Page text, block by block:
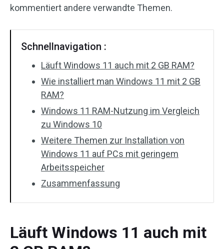
kommentiert andere verwandte Themen.
Schnellnavigation :
Läuft Windows 11 auch mit 2 GB RAM?
Wie installiert man Windows 11 mit 2 GB
RAM?
Windows 11 RAM-Nutzung im Vergleich
zu Windows 10
Weitere Themen zur Installation von
Windows 11 auf PCs mit geringem
Arbeitsspeicher
Zusammenfassung
Läuft Windows 11 auch mit